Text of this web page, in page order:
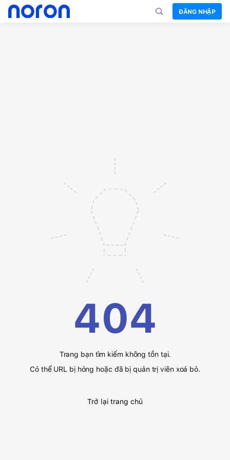
ĐĂNG NHẬP
404
Trang bạn tìm kiếm không tồn tại.
Có thể URL bị hỏng hoặc đã bị quản trị viên xoá bỏ.
Trở lại trang chủ